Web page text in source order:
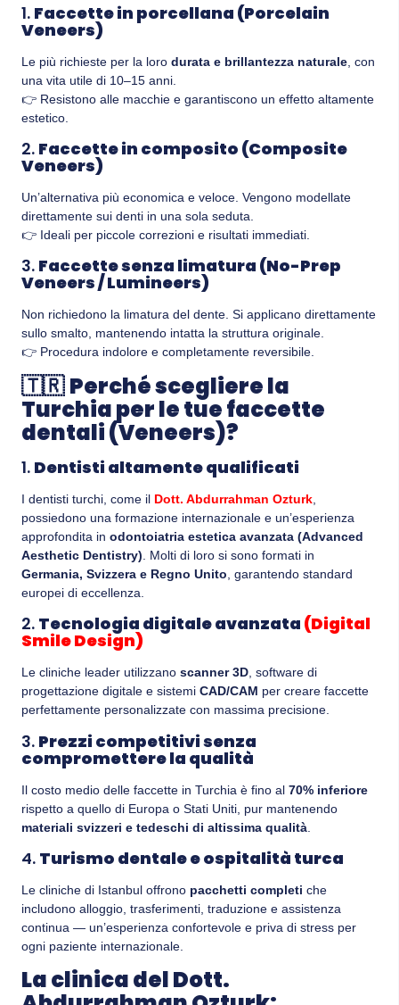
1. Faccette in porcellana (Porcelain
Veneers)
Le più richieste per la loro durata e brillantezza naturale , con
una vita utile di 10–15 anni.
👉 Resistono alle macchie e garantiscono un effetto altamente
estetico.
2. Faccette in composito (Composite
Veneers)
Un’alternativa più economica e veloce. Vengono modellate
direttamente sui denti in una sola seduta.
👉 Ideali per piccole correzioni e risultati immediati.
3. Faccette senza limatura (No-Prep
Veneers / Lumineers)
Non richiedono la limatura del dente. Si applicano direttamente
sullo smalto, mantenendo intatta la struttura originale.
👉 Procedura indolore e completamente reversibile.
🇹🇷Perché scegliere la
Turchia per le tue faccette
dentali (Veneers)?
1. Dentisti altamente qualificati
I dentisti turchi, come il Dott. Abdurrahman Ozturk
possiedono una formazione internazionale e un’esperienza
approfondita in odontoiatria estetica avanzata (Advanced
Aesthetic Dentistry) . Molti di loro si sono formati in
Germania, Svizzera e Regno Unito , garantendo standard
europei di eccellenza.
2. Tecnologia digitale avanzata (Digital
Smile Design)
Le cliniche leader utilizzano scanner 3D , software di
progettazione digitale e sistemi CAD/CAM per creare faccette
perfettamente personalizzate con massima precisione.
3. Prezzi competitivi senza
compromettere la qualità
Il costo medio delle faccette in Turchia è fino al 70% inferiore
rispetto a quello di Europa o Stati Uniti, pur mantenendo
materiali svizzeri e tedeschi di altissima qualità
4. Turismo dentale e ospitalità turca
Le cliniche di Istanbul offrono pacchetti completi che
includono alloggio, trasferimenti, traduzione e assistenza
continua — un’esperienza confortevole e priva di stress per
ogni paziente internazionale.
La clinica del Dott.